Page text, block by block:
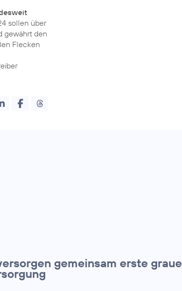
sollen über
gewährt den
Flecken
gemeinsam erste graue